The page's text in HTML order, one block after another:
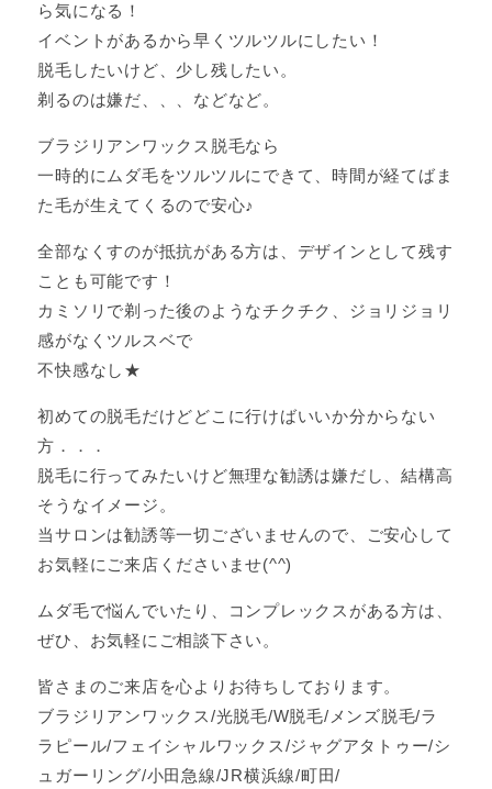
ら気になる！
イベントがあるから早くツルツルにしたい！
脱毛したいけど、少し残したい。
剃るのは嫌だ、、、などなど。
ブラジリアンワックス脱毛なら
一時的にムダ毛をツルツルにできて、時間が経てばま
た毛が生えてくるので安心♪
全部なくすのが抵抗がある方は、デザインとして残す
ことも可能です！
カミソリで剃った後のようなチクチク、ジョリジョリ
感がなくツルスベで
不快感なし★
初めての脱毛だけどどこに行けばいいか分からない
方．．．
脱毛に行ってみたいけど無理な勧誘は嫌だし、結構高
そうなイメージ。
当サロンは勧誘等一切ございませんので、ご安心して
お気軽にご来店くださいませ(^^)
ムダ毛で悩んでいたり、コンプレックスがある方は、
ぜひ、お気軽にご相談下さい。
皆さまのご来店を心よりお待ちしております。
ブラジリアンワックス/光脱毛/W脱毛/メンズ脱毛/ラ
ラピール/フェイシャルワックス/ジャグアタトゥー/シ
ュガーリング/小田急線/JR横浜線/町田/